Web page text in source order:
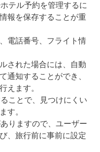
テル予約を管理するに
報を保存することが重
電話番号、フライト情
された場合には、自動
通知することができ、
えます。
ことで、見つけにくい
す。
りますので、ユーザー
、旅行前に事前に設定